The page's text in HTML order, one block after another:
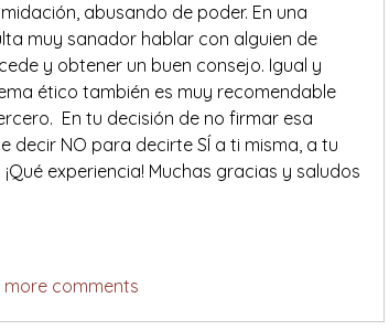
abusando de poder. En una
muy sanador hablar con alguien de
y obtener un buen consejo. Igual y
ético también es muy recomendable
En tu decisión de no firmar esa
decir NO para decirte SÍ a ti misma, a tu
experiencia! Muchas gracias y saludos
more comments